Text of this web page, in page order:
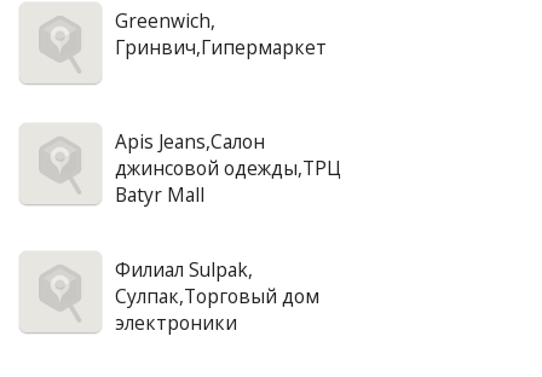
Greenwich,
Гринвич,Гипермаркет
Apis Jeans,Салон
джинсовой одежды,ТРЦ
Batyr Mall
Филиал Sulpak,
Сулпак,Торговый дом
электроники